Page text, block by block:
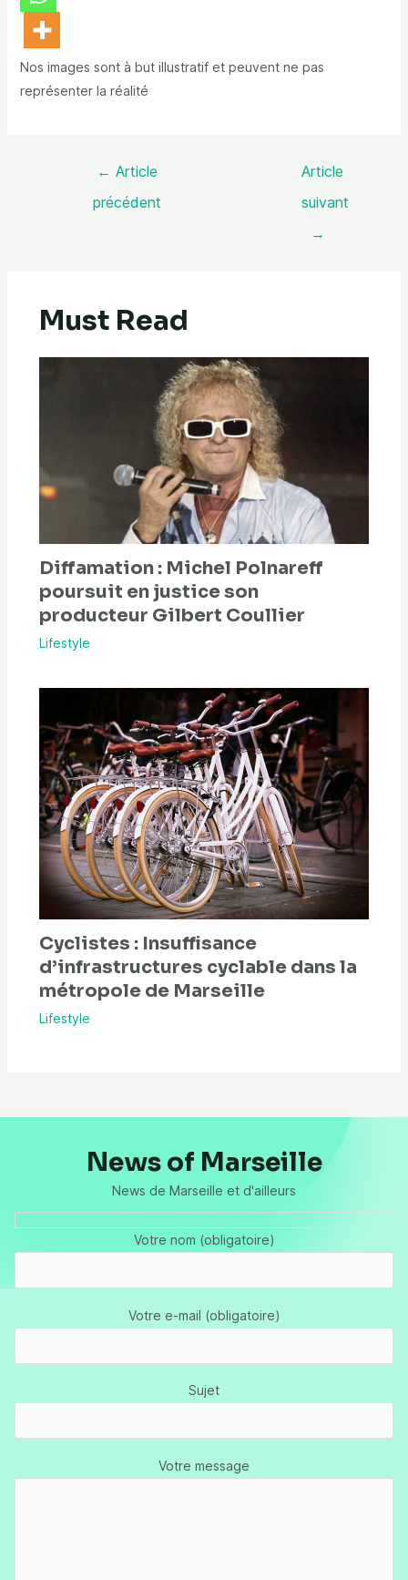
Nos images sont à but illustratif et peuvent ne pas
représenter la réalité
← Article
précédent
Article
suivant
→
Must Read
Diffamation : Michel Polnareff
poursuit en justice son
producteur Gilbert Coullier
Lifestyle
Cyclistes : Insuffisance
d’infrastructures cyclable dans la
métropole de Marseille
Lifestyle
News of Marseille
News de Marseille et d'ailleurs
Votre nom (obligatoire)
Votre e-mail (obligatoire)
Sujet
Votre message